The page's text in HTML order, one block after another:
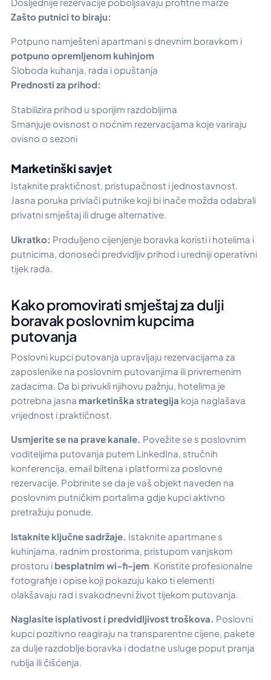
Zašto putnici to biraju:
Potpuno namješteni apartmani s dnevnim boravkom i
potpuno opremljenom kuhinjom
Sloboda kuhanja, rada i opuštanja
Prednosti za prihod:
Stabilizira prihod u sporijim razdobljima
Smanjuje ovisnost o noćnim rezervacijama koje variraju
ovisno o sezoni
Marketinški savjet
Istaknite praktičnost, pristupačnost i jednostavnost.
Jasna poruka privlači putnike koji bi inače možda odabrali
privatni smještaj ili druge alternative.
Ukratko: Produljeno cijenjenje boravka koristi i hotelima i
putnicima, donoseći predvidljiv prihod i uredniji operativni
tijek rada.
Kako promovirati smještaj za dulji
boravak poslovnim kupcima
putovanja
Poslovni kupci putovanja upravljaju rezervacijama za
zaposlenike na poslovnim putovanjima ili privremenim
zadacima. Da bi privukli njihovu pažnju, hotelima je
potrebna jasna marketinška strategija koja naglašava
vrijednost i praktičnost.
Usmjerite se na prave kanale. Povežite se s poslovnim
voditeljima putovanja putem LinkedIna, stručnih
konferencija, email biltena i platformi za poslovne
rezervacije. Pobrinite se da je vaš objekt naveden na
poslovnim putničkim portalima gdje kupci aktivno
pretražuju ponude.
Istaknite ključne sadržaje. Istaknite apartmane s
kuhinjama, radnim prostorima, pristupom vanjskom
prostoru i besplatnim wi-fi-jem. Koristite profesionalne
fotografije i opise koji pokazuju kako ti elementi
olakšavaju rad i svakodnevni život tijekom putovanja.
Naglasite isplativost i predvidljivost troškova. Poslovni
kupci pozitivno reagiraju na transparentne cijene, pakete
za dulje razdoblje boravka i dodatne usluge poput pranja
rublja ili čišćenja.